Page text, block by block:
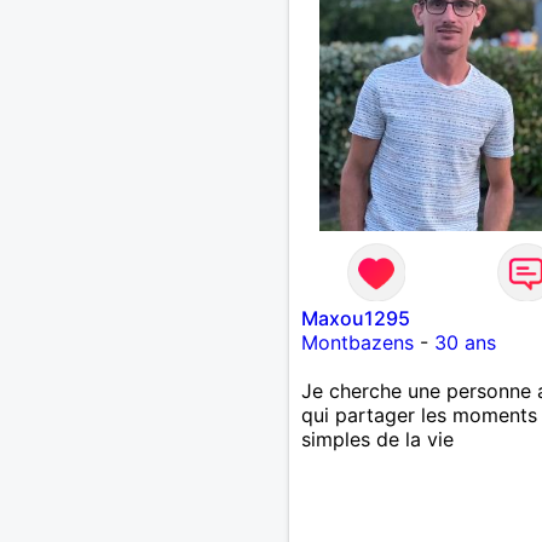
Maxou1295
Montbazens- 30 ans
Je cherche une personne
qui partager les moments
simples de la vie